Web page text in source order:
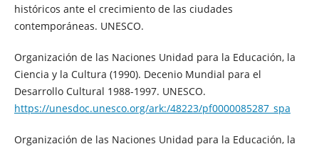
históricos ante el crecimiento de las ciudades
contemporáneas. UNESCO.
Organización de las Naciones Unidad para la Educación, la
Ciencia y la Cultura (1990). Decenio Mundial para el
Desarrollo Cultural 1988-1997. UNESCO.
https://unesdoc.unesco.org/ark:/48223/pf0000085287_spa
Organización de las Naciones Unidad para la Educación, la